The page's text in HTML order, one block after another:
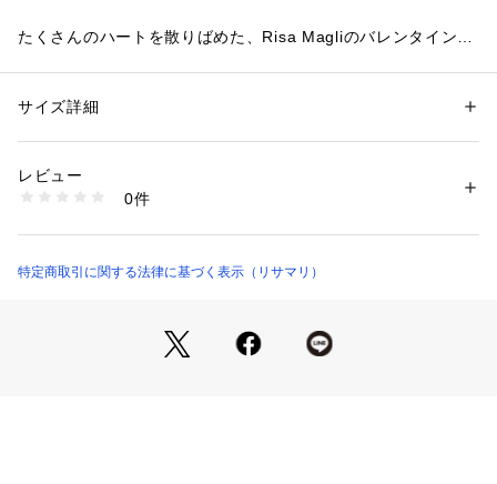
たくさんのハートを散りばめた、Risa Magliのバレンタインシ
をあしらったチェーン風のハートがアクセントとなり、バレン
インだけの遊び心もプラスしています。
バックスタイルにはホールとアクセサリーをイメージしたハー
バレンタインコレクションをお楽しみください。
後身生地は総レースになっており、伸縮性のあるレースが肌に
心地よくフィットします。足口にはゴムを使っていないので食
性別：レディース
素材：ナイロン・ポリエステル・その他
商品番号：
N05-72631 （ショップ）
サイズ詳細
レビュー
0件
特定商取引に関する法律に基づく表示（リサマリ）